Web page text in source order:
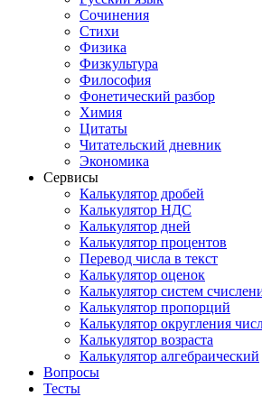
Сочинения
Стихи
Физика
Физкультура
Философия
Фонетический разбор
Химия
Цитаты
Читательский дневник
Экономика
Сервисы
Калькулятор дробей
Калькулятор НДС
Калькулятор дней
Калькулятор процентов
Перевод числа в текст
Калькулятор оценок
Калькулятор систем
Калькулятор пропорций
Калькулятор округления
Калькулятор возраста
Калькулятор алгебраический
Вопросы
Тесты